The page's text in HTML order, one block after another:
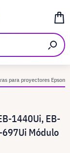
para proyectores Epson
1440Ui, EB-
Módulo